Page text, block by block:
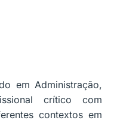
em Administração,
crítico com
contextos em